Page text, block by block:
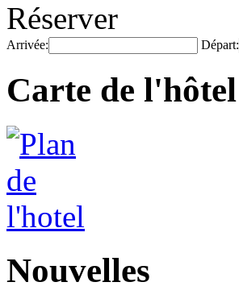
Réserver
Arrivée: Départ:
Carte de l'hôtel
Nouvelles